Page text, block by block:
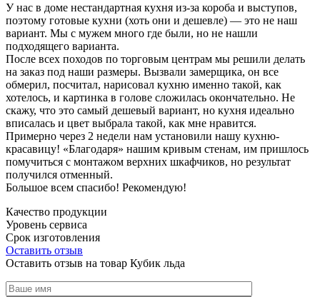
У нас в доме нестандартная кухня из-за короба и выступов,
поэтому готовые кухни (хоть они и дешевле) — это не наш
вариант. Мы с мужем много где были, но не нашли
подходящего варианта.
После всех походов по торговым центрам мы решили делать
на заказ под наши размеры. Вызвали замерщика, он все
обмерил, посчитал, нарисовал кухню именно такой, как
хотелось, и картинка в голове сложилась окончательно. Не
скажу, что это самый дешевый вариант, но кухня идеально
вписалась и цвет выбрала такой, как мне нравится.
Примерно через 2 недели нам установили нашу кухню-
красавицу! «Благодаря» нашим кривым стенам, им пришлось
помучиться с монтажом верхних шкафчиков, но результат
получился отменный.
Большое всем спасибо! Рекомендую!
Качество продукции
Уровень сервиса
Срок изготовления
Оставить отзыв
Оставить отзыв на товар Кубик льда